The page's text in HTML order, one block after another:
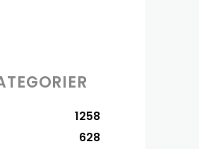
1258
628